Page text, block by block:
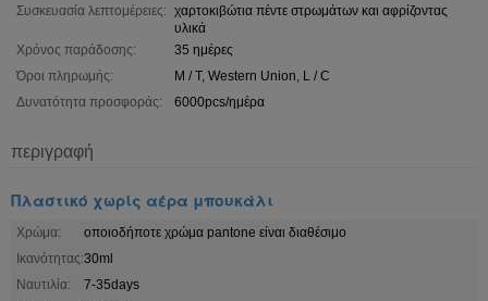
Συσκευασία λεπτομέρειες: χαρτοκιβώτια πέντε στρωμάτων και αφρίζοντας
υλικά
Χρόνος παράδοσης:
35 ημέρες
Όροι πληρωμής:
Μ / Τ, Western Union, L / C
Δυνατότητα προσφοράς:
6000pcs/ημέρα
περιγραφή
Πλαστικό χωρίς αέρα μπουκάλι
Χρώμα:
οποιοδήποτε χρώμα pantone είναι διαθέσιμο
Ικανότητας:30ml
Ναυτιλία:
7-35days